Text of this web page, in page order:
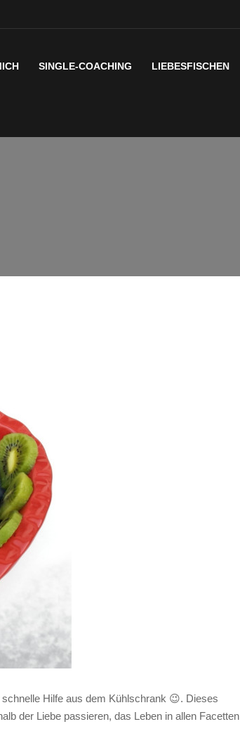
SINGLE-COACHING LIEBESFISCHEN
Hilfe aus dem Kühlschrank 😉. Dieses
der Liebe passieren, das Leben in allen Facetten